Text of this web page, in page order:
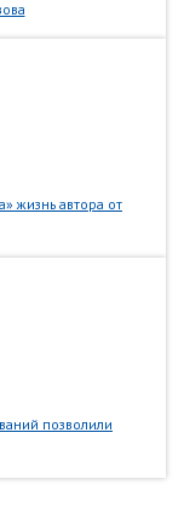
жизнь автора от
позволили